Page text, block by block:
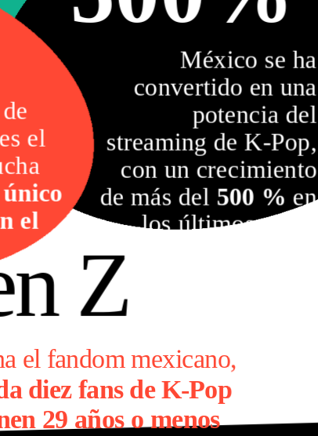
México se ha
convertido en una
potencia del
streaming de K-Pop,
con un crecimiento
de más del 500 % en
los últimos cinco
de
es el
único
el
Z
el fandom mexicano,
diez fans de K-Pop
29 años o menos